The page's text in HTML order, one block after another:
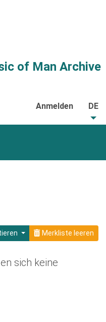
of Man Archive
Anmelden DE
Merkliste leeren
sich keine